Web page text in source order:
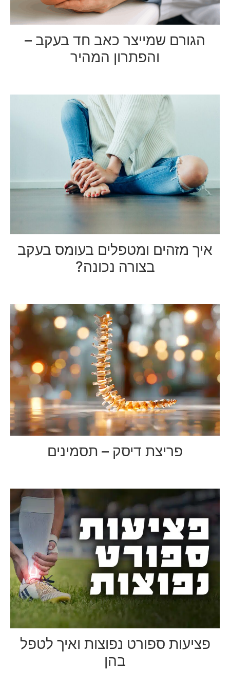
הגורם שמייצר כאב חד בעקב –
והפתרון המהיר
איך מזהים ומטפלים בעומס בעקב
בצורה נכונה?
פריצת דיסק – תסמינים
פציעות ספורט נפוצות ואיך לטפל
בהן